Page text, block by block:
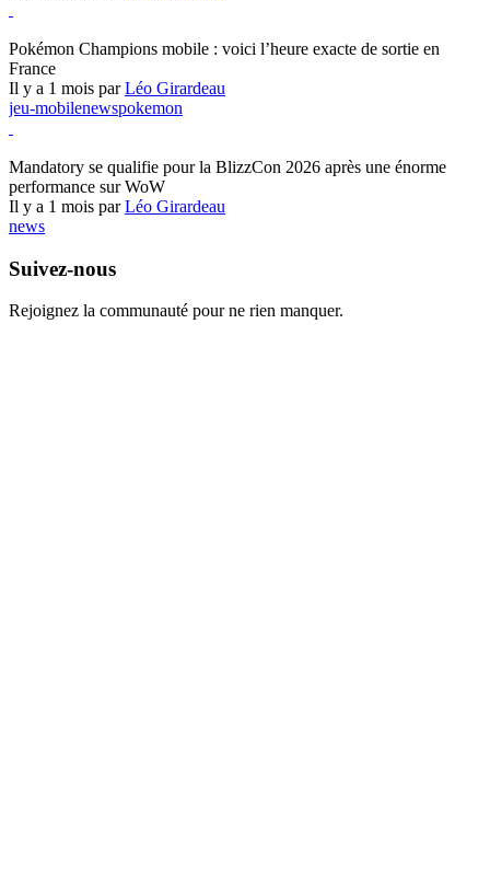
Pokémon Champions mobile : voici l’heure exacte de sortie en
France
Il y a 1 mois parLéo Girardeau
jeu-mobilenewspokemon
Mandatory se qualifie pour la BlizzCon 2026 après une énorme
performance sur WoW
Il y a 1 mois parLéo Girardeau
news
Suivez-nous
Rejoignez la communauté pour ne rien manquer.